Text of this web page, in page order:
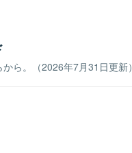
ら。（2026年7月31日更新）